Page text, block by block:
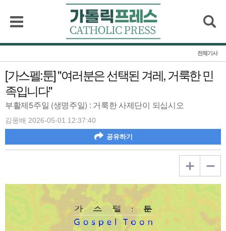
전체기사
[가스펠:툰] "여러분은 선택된 겨레, 거룩한 민
족입니다"
부활제5주일 (생명주일) : 거룩한 사제단이 되십시오
김웅배 2026-05-01 12:37:40
공유하기
검색